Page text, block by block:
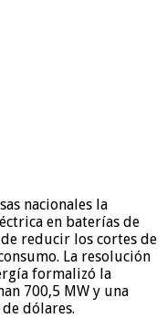
nacionales la
en baterías de
reducir los cortes de
La resolución
formalizó la
700,5 MW y una
dólares.